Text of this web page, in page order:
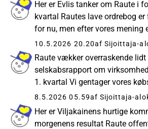
Her er Evlis tanker om Raute i
kvartal Rautes lave ordrebog
for nu, men efter vores mening
10.5.2026 20.20af Sijoittaja-
Raute vækker overraskende lidt
selskabsrapport om
1. kvartal Vi gentager vores
8.5.2026 05.59af Sijoittaja-
Her er Viljakainens hurtige
morgenens resultat Raute